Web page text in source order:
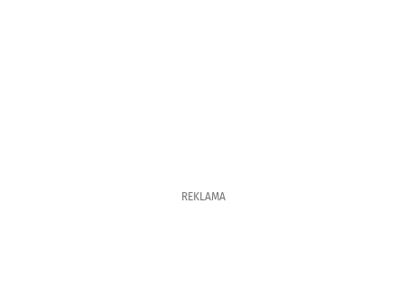
REKLAMA